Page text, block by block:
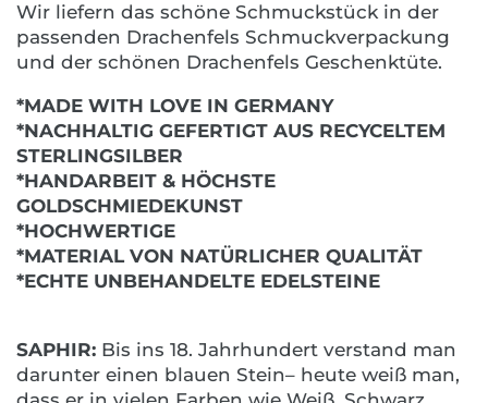
Wir liefern das schöne Schmuckstück in der
passenden Drachenfels Schmuckverpackung
und der schönen Drachenfels Geschenktüte.
*MADE WITH LOVE IN GERMANY
*NACHHALTIG GEFERTIGT AUS RECYCELTEM
STERLINGSILBER
*HANDARBEIT & HÖCHSTE
GOLDSCHMIEDEKUNST
*HOCHWERTIGE
*MATERIAL VON NATÜRLICHER QUALITÄT
*ECHTE UNBEHANDELTE EDELSTEINE
SAPHIR: Bis ins 18. Jahrhundert verstand man
darunter einen blauen Stein– heute weiß man,